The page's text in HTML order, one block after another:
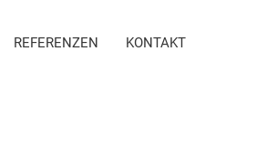
REFERENZEN KONTAKT